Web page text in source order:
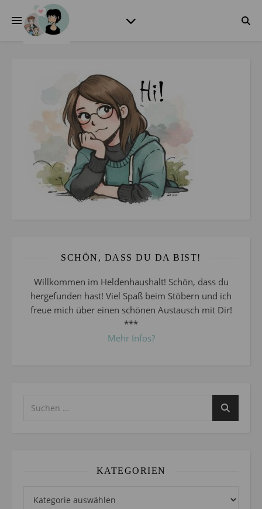
SCHÖN, DASS DU DA BIST!
Willkommen im Heldenhaushalt! Schön, dass du
hergefunden hast! Viel Spaß beim Stöbern und ich
freue mich über einen schönen Austausch mit Dir!
***
Mehr Infos?
KATEGORIEN